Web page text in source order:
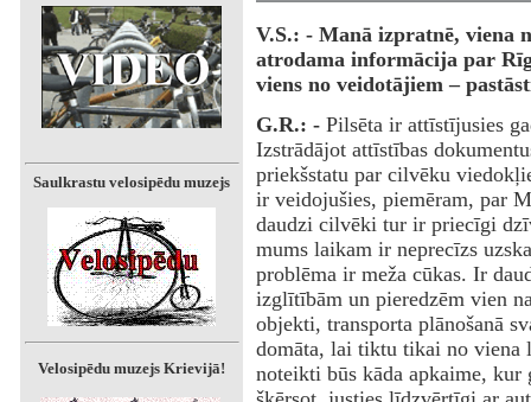
Saulkrastu velosipēdu muzejs
Velosipēdu muzejs Krievijā!
V.S.: - Manā izpratnē, viena
atrodama informācija par
viens no veidotājiem –
G.R.: - Pilsēta ir attīstījusies
Izstrādājot attīstības
priekšstatu par cilvēku
ir veidojušies, piemēram, par
daudzi cilvēki tur ir priecīgi
mums laikam ir neprecīzs
problēma ir meža cūkas. Ir
izglītībām un pieredzēm vien
objekti, transporta plānošanā
domāta, lai tiktu tikai no viena
noteikti būs kāda apkaime,